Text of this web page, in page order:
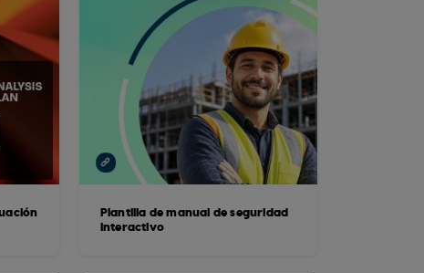
Plantilla de manual de seguridad
interactivo